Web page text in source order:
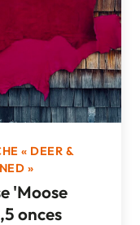
« DEER &
»
'Moose
onces